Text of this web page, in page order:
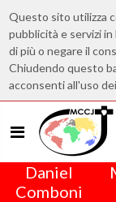
Questo sito utilizza
pubblicità e servizi
di più o negare il
Chiudendo questo
acconsenti all'uso
Daniel
Comboni